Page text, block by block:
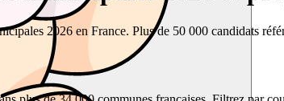
2026 en France. Plus de 50 000 candidats